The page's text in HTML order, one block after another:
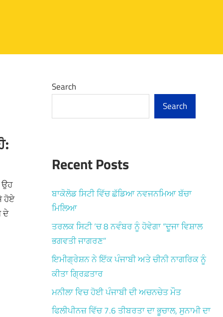
ਉਹ
ਹੋਏ
ਦੇ
Search
Search
Recent Posts
ਬਾਕੋਲੋਡ ਸਿਟੀ ਵਿੱਚ ਛੱਡਿਆ ਨਵਜਨਮਿਆ ਬੱਚਾ
ਮਿਲਿਆ
ਤਰਲਕ ਸਿਟੀ ‘ਚ 8 ਨਵੰਬਰ ਨੂੰ ਹੋਵੇਗਾ “ਦੂਜਾ ਵਿਸ਼ਾਲ
ਭਗਵਤੀ ਜਾਗਰਣ”
ਇਮੀਗ੍ਰੇਸ਼ਨ ਨੇ ਇੱਕ ਪੰਜਾਬੀ ਅਤੇ ਚੀਨੀ ਨਾਗਰਿਕ ਨੂੰ
ਕੀਤਾ ਗ੍ਰਿਫ਼ਤਾਰ
ਮਨੀਲਾ ਵਿਚ ਹੋਈ ਪੰਜਾਬੀ ਦੀ ਅਚਨਚੇਤ ਮੌਤ
ਫਿਲੀਪੀਨਜ਼ ਵਿੱਚ 7.6 ਤੀਬਰਤਾ ਦਾ ਭੂਚਾਲ, ਸੁਨਾਮੀ ਦਾ